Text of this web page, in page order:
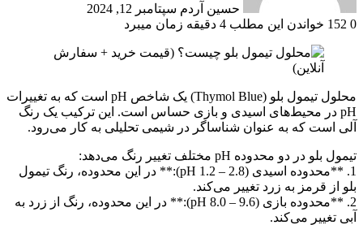
حسین آردم سپتامبر 12, 2024
0
خواندن این مطلب 4 دقیقه زمان میبرد
محلول تیمول بلو (Thymol Blue) یک شاخص pH است که به تغییرات
pH در محیط‌های اسیدی و بازی حساس است. این ترکیب یک رنگ
آلی است که به عنوان شناساگر در شیمی تحلیلی به کار می‌رود.
تیمول بلو در دو محدوده pH مختلف تغییر رنگ می‌دهد:
1. **محدوده اسیدی (pH 1.2 – 2.8):** در این محدوده، رنگ تیمول
بلو از قرمز به زرد تغییر می‌کند.
2. **محدوده بازی (pH 8.0 – 9.6):** در این محدوده، رنگ از زرد به
آبی تغییر می‌کند.